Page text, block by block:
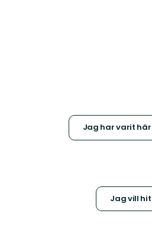
Jag har varit här
Jag vill hit